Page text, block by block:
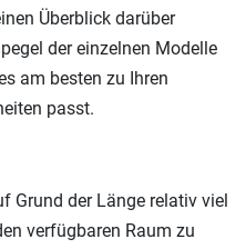
Überblick darüber
der einzelnen Modelle
am besten zu Ihren
passt.
Grund der Länge relativ viel
verfügbaren Raum zu